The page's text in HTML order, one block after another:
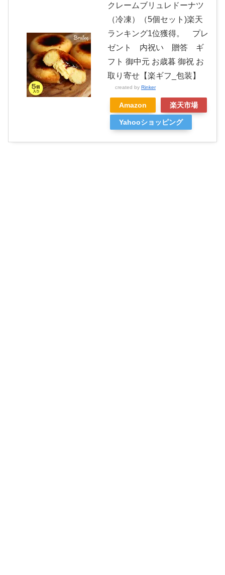
クレームブリュレドーナツ
（冷凍）（5個セット)楽天
ランキング1位獲得。 プレ
ゼント 内祝い 贈答 ギ
フト 御中元 お歳暮 御祝 お
取り寄せ【楽ギフ_包装】
created by Rinker
Amazon 楽天市場
Yahooショッピング